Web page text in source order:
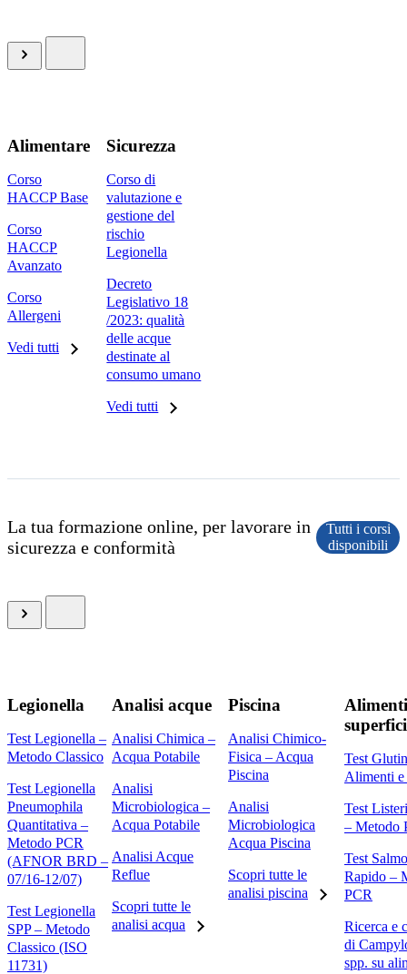
Alimentare
Corso
HACCP Base
Corso
HACCP
Avanzato
Corso
Allergeni
Vedi tutti
Sicurezza
Corso di
valutazione e
gestione del
rischio
Legionella
Decreto
Legislativo 18
/2023: qualità
delle acque
destinate al
consumo umano
Vedi tutti
La tua formazione online, per lavorare in
sicurezza e conformità
Tutti i corsi
disponibili
Legionella
Test Legionella –
Metodo Classico
Test Legionella
Pneumophila
Quantitativa –
Metodo PCR
(AFNOR BRD –
07/16-12/07)
Test Legionella
SPP – Metodo
Classico (ISO
11731)
Analisi acque
Analisi Chimica –
Acqua Potabile
Analisi
Microbiologica –
Acqua Potabile
Analisi Acque
Reflue
Scopri tutte le
analisi acqua
Piscina
Analisi Chimico-
Fisica – Acqua
Piscina
Analisi
Microbiologica
Acqua Piscina
Scopri tutte le
analisi piscina
superfici
Test
Alimenti
Test
– Metodo
Test
Rapido –
PCR
Ricerca e
di
spp. su